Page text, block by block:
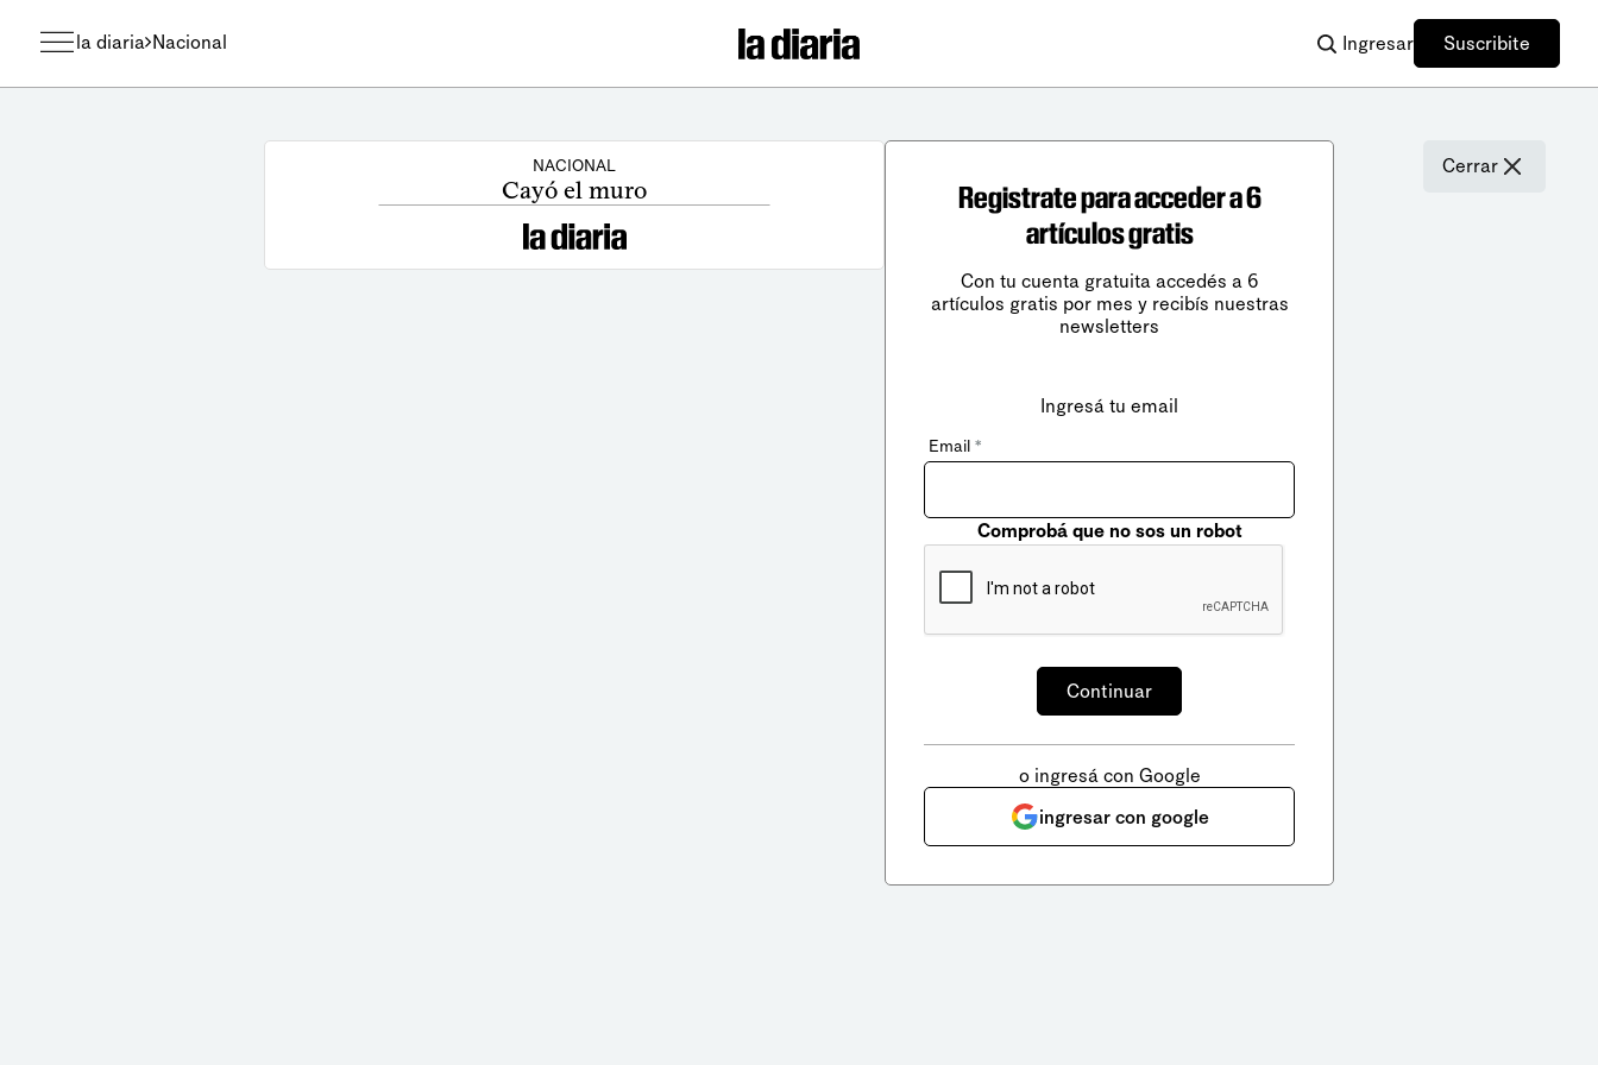
la diaria Nacional Ingresar Suscribite
NACIONAL
Cayó el muro
Cerrar
Registrate para acceder a 6
artículos gratis
Con tu cuenta gratuita accedés a 6
artículos gratis por mes y recibís nuestras
newsletters
Ingresá tu email
Email *
Comprobá que no sos un robot
o ingresá con Google
ingresar con google